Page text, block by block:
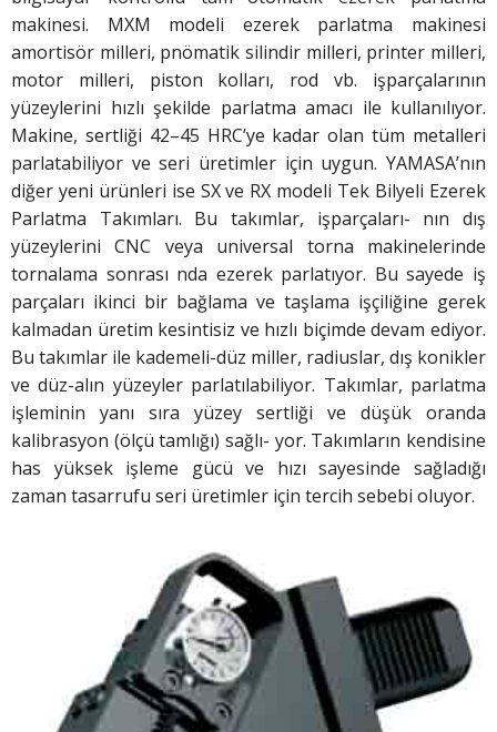
makinesi. MXM modeli ezerek parlatma makinesi
amortisör milleri, pnömatik silindir milleri, printer milleri,
motor milleri, piston kolları, rod vb. işparçalarının
yüzeylerini hızlı şekilde parlatma amacı ile kullanılıyor.
Makine, sertliği 42–45 HRC’ye kadar olan tüm metalleri
parlatabiliyor ve seri üretimler için uygun. YAMASA’nın
diğer yeni ürünleri ise SX ve RX modeli Tek Bilyeli Ezerek
Parlatma Takımları. Bu takımlar, işparçaları- nın dış
yüzeylerini CNC veya universal torna makinelerinde
tornalama sonrası nda ezerek parlatıyor. Bu sayede iş
parçaları ikinci bir bağlama ve taşlama işçiliğine gerek
kalmadan üretim kesintisiz ve hızlı biçimde devam ediyor.
Bu takımlar ile kademeli-düz miller, radiuslar, dış konikler
ve düz-alın yüzeyler parlatılabiliyor. Takımlar, parlatma
işleminin yanı sıra yüzey sertliği ve düşük oranda
kalibrasyon (ölçü tamlığı) sağlı- yor. Takımların kendisine
has yüksek işleme gücü ve hızı sayesinde sağladığı
zaman tasarrufu seri üretimler için tercih sebebi oluyor.